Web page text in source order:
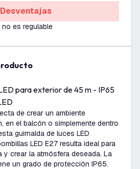
Desventajas
es regulable
para exterior de 45 m - IP65
de crear un ambiente
en el balcón o simplemente dentro
guirnalda de luces LED
LED E27 resulta ideal para
y crear la atmósfera deseada. La
un grado de protección IP65.